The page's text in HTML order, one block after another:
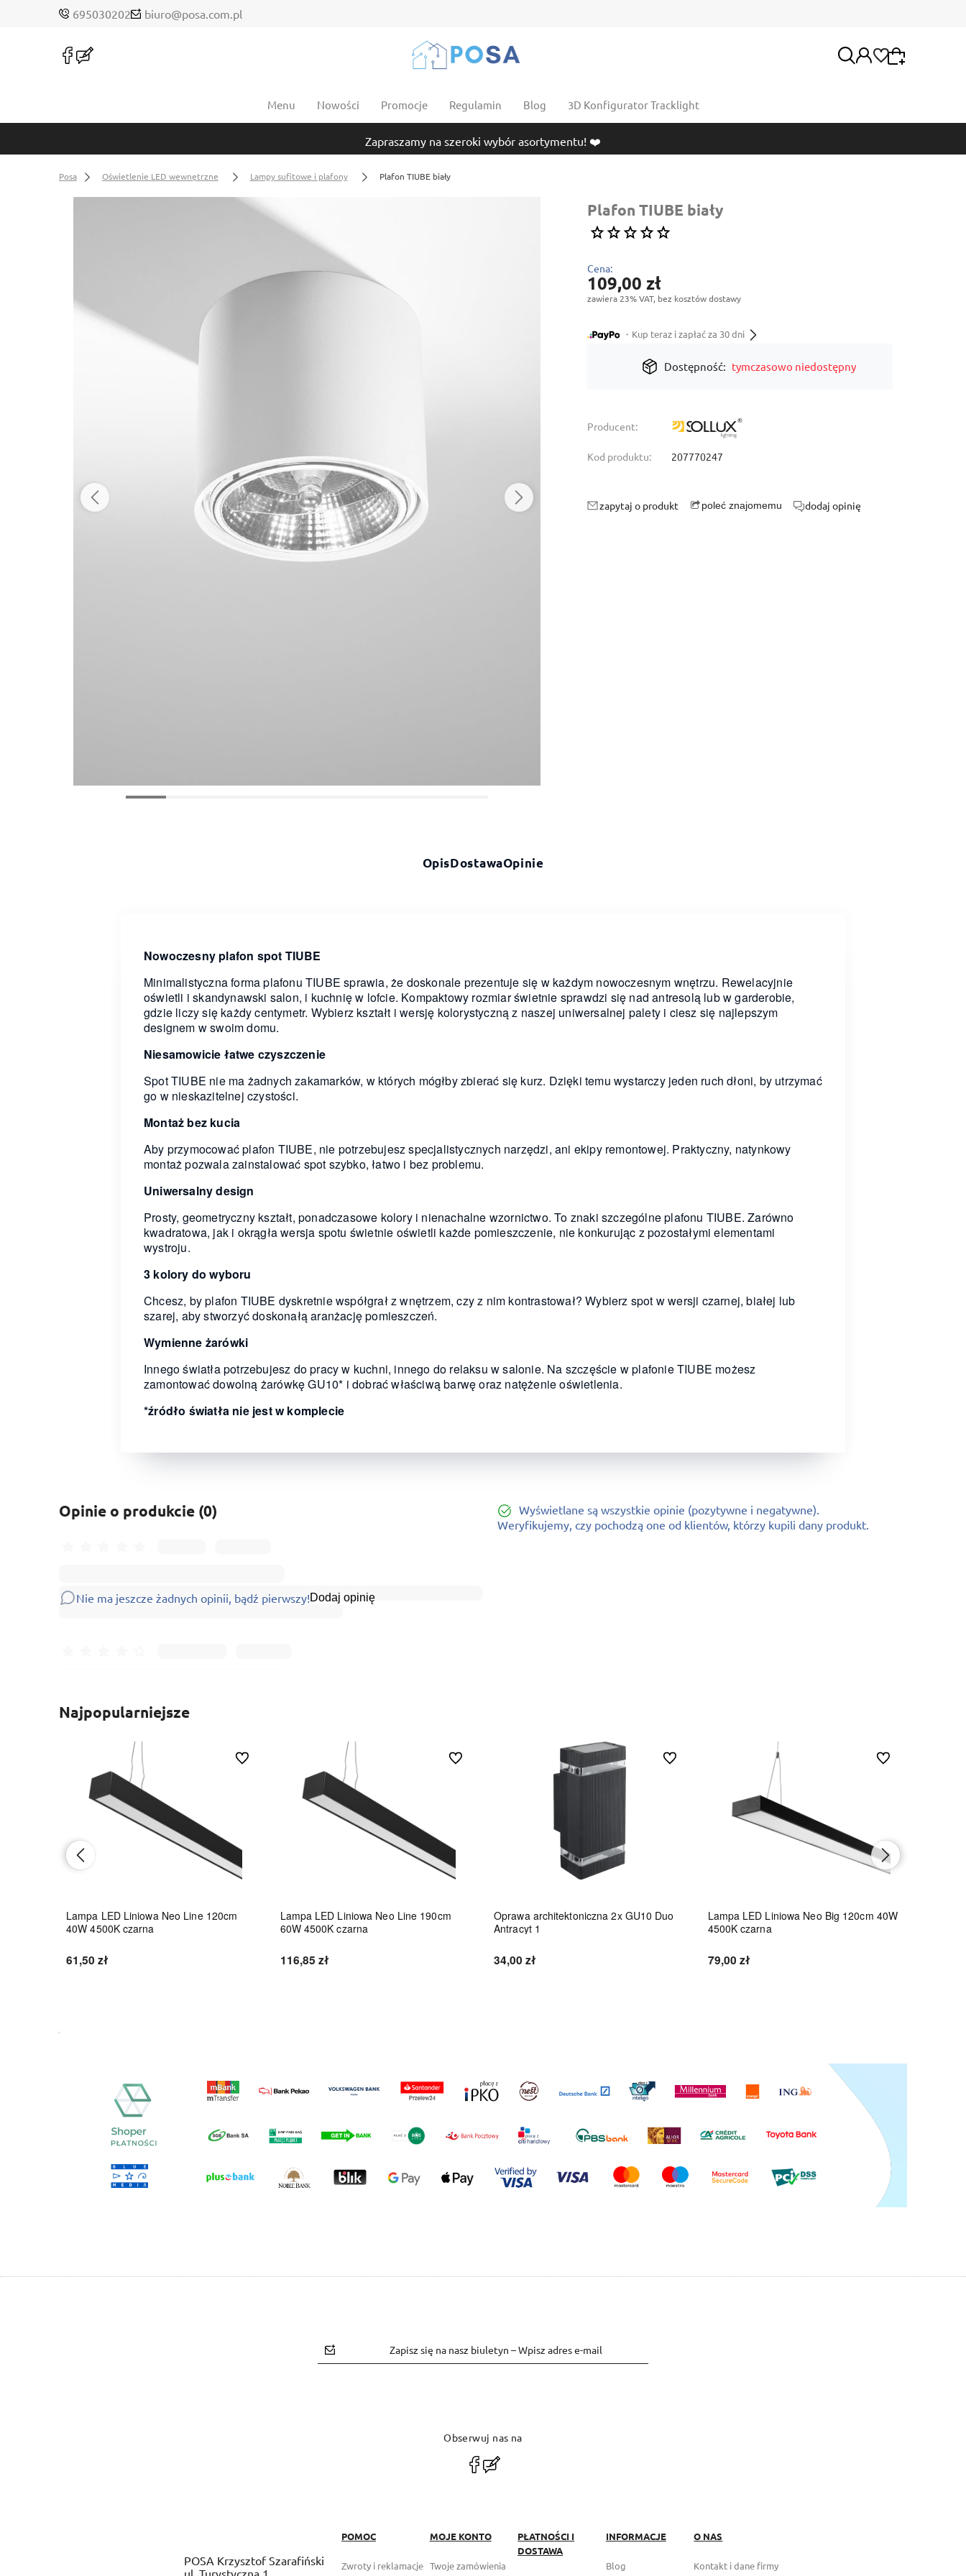
695030202 biuro@posa.com.pl
Menu Nowości Promocje Regulamin Blog 3D Konfigurator Tracklight
Zapraszamy na szeroki wybór asortymentu! ❤️
Posa Oświetlenie LED wewnętrzne Lampy sufitowe i plafony Plafon TIUBE biały
Plafon TIUBE biały
Cena:
109,00 zł
zawiera 23% VAT, bez kosztów dostawy
・Kup teraz i zapłać za 30 dni
tymczasowo niedostępny Dostępność: tymczasowo niedostępny
Producent:
Kod produktu: 207770247
zapytaj o produkt poleć znajomemu dodaj opinię
OpisDostawaOpinie
Nowoczesny plafon spot TIUBE
Minimalistyczna forma plafonu TIUBE sprawia, że doskonale prezentuje się w każdym nowoczesnym wnętrzu. Rewelacyjnie
oświetli i skandynawski salon, i kuchnię w lofcie. Kompaktowy rozmiar świetnie sprawdzi się nad antresolą lub w garderobie,
gdzie liczy się każdy centymetr. Wybierz kształt i wersję kolorystyczną z naszej uniwersalnej palety i ciesz się najlepszym
designem w swoim domu.
Niesamowicie łatwe czyszczenie
Spot TIUBE nie ma żadnych zakamarków, w których mógłby zbierać się kurz. Dzięki temu wystarczy jeden ruch dłoni, by utrzymać
go w nieskazitelnej czystości.
Montaż bez kucia
Aby przymocować plafon TIUBE, nie potrzebujesz specjalistycznych narzędzi, ani ekipy remontowej. Praktyczny, natynkowy
montaż pozwala zainstalować spot szybko, łatwo i bez problemu.
Uniwersalny design
Prosty, geometryczny kształt, ponadczasowe kolory i nienachalne wzornictwo. To znaki szczególne plafonu TIUBE. Zarówno
kwadratowa, jak i okrągła wersja spotu świetnie oświetli każde pomieszczenie, nie konkurując z pozostałymi elementami
wystroju.
3 kolory do wyboru
Chcesz, by plafon TIUBE dyskretnie współgrał z wnętrzem, czy z nim kontrastował? Wybierz spot w wersji czarnej, białej lub
szarej, aby stworzyć doskonałą aranżację pomieszczeń.
Wymienne żarówki
Innego światła potrzebujesz do pracy w kuchni, innego do relaksu w salonie. Na szczęście w plafonie TIUBE możesz
zamontować dowolną żarówkę GU10* i dobrać właściwą barwę oraz natężenie oświetlenia.
*źródło światła nie jest w komplecie
Opinie o produkcie (0)
Nie ma jeszcze żadnych opinii, bądź pierwszy!Dodaj opinię
Wyświetlane są wszystkie opinie (pozytywne i negatywne).
Weryfikujemy, czy pochodzą one od klientów, którzy kupili dany produkt.
Najpopularniejsze
Lampa LED Liniowa Neo Line 120cm
40W 4500K czarna
61,50 zł
Do ulubionych
Lampa LED Liniowa Neo Line 190cm
60W 4500K czarna
116,85 zł
Do ulubionych
Oprawa architektoniczna 2x GU10 Duo
Antracyt 1
34,00 zł
Do ulubionych
Lampa LED Liniowa Neo Big 120cm 40W
4500K czarna
79,00 zł
Do ulubionych
Zapisz się na nasz biuletyn – Wpisz adres e-mail
Obserwuj nas na
POMOC
Zwroty i reklamacje
MOJE KONTO
Twoje zamówienia
PŁATNOŚCI I
DOSTAWA
INFORMACJE
Blog
O NAS
Kontakt i dane firmy
POSA Krzysztof Szarafiński
ul. Turystyczna 1,